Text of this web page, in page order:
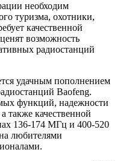
необходим
туризма, охотники,
качественной
возможность
радиостанций
удачным пополнением
Baofeng.
функций, надежности
также качественной
136-174 МГц и 400-520
любителями